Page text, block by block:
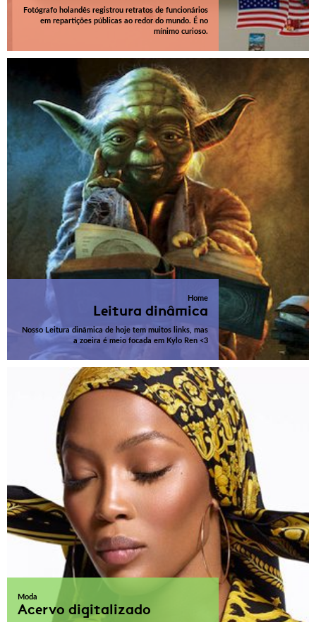
Fotógrafo holandês registrou retratos de funcionários
em repartições públicas ao redor do mundo. É no
mínimo curioso.
Home
Leitura dinâmica
Nosso Leitura dinâmica de hoje tem muitos links, mas
a zoeira é meio focada em Kylo Ren <3
Moda
Acervo digitalizado